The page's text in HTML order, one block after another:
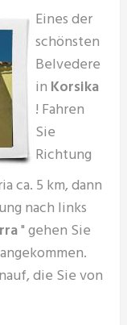
Eines der
schönsten
Belvedere
in Korsika
! Fahren
Sie
Richtung
ca. 5 km, dann
nach links
" gehen Sie
die Sie von